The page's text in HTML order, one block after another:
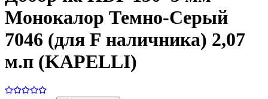
Монокалор Темно-Серый
7046 (для F наличника) 2,07
м.п (KAPELLI)